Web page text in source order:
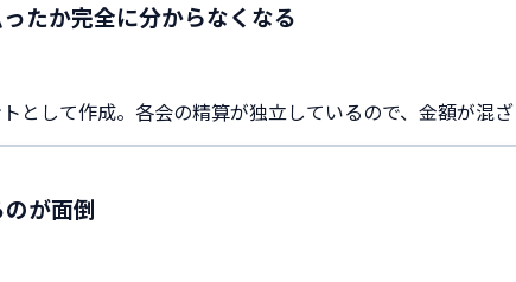
たか完全に分からなくなる
として作成。各会の精算が独立しているので、金額が混ざ
が面倒